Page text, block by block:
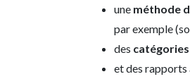
une méthode
par exemple
des
et des rapports